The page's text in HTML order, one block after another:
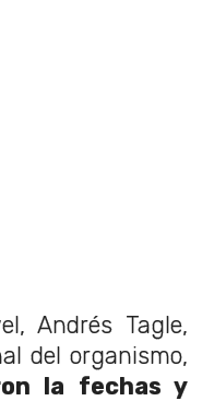
Andrés Tagle,
del organismo,
la fechas y